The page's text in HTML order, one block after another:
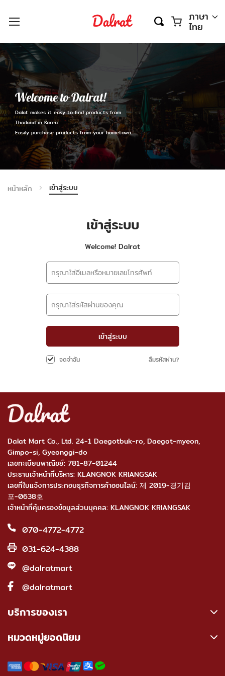
ตะกร้าภาษา
ไทย
Welcome to Dalrat!
Dalat makes it easy to find products from
Thailand in Korea.
Easily purchase products from your hometown.
หน้าหลัก เข้าสู่ระบบ
เข้าสู่ระบบ
Welcome! Dalrat
เข้าสู่ระบบ
จดจำฉัน ลืมรหัสผ่าน?
Dalat Mart Co., Ltd. 24-1 Daegotbuk-ro, Daegot-myeon,
Gimpo-si, Gyeonggi-do
เลขทะเบียนพาณิชย์: 781-87-01244
ประธานเจ้าหน้าที่บริหาร: KLANGNOK KRIANGSAK
เลขที่ใบแจ้งการประกอบธุรกิจการค้าออนไลน์: 제 2019-경기김
포-0638호
เจ้าหน้าที่คุ้มครองข้อมูลส่วนบุคคล: KLANGNOK KRIANGSAK
070-4772-4772
031-624-4388
@dalratmart
@dalratmart
บริการของเรา
หมวดหมู่ยอดนิยม